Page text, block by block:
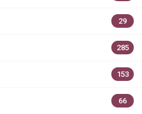
29
285
153
66